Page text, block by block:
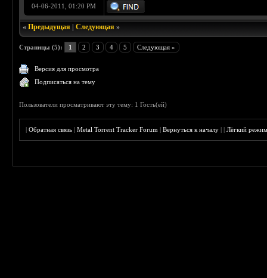
04-06-2011, 01:20 PM
«Предыдущая |Следующая »
Страницы (5): 1 2 3 4 5 Следующая »
Версия для просмотра
Подписаться на тему
Пользователи просматривают эту тему: 1 Гость(ей)
|Обратная связь |Metal Torrent Tracker Forum |Вернуться к началу ||Лёгкий